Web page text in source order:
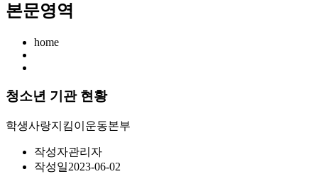
본문영역
home
청소년 기관 현황
학생사랑지킴이운동본부
작성자관리자
작성일2023-06-02